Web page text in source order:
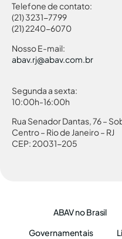
Telefone de contato:
(21) 3231-7799
(21) 2240-6070
Nosso E-mail:
abav.rj@abav.com.br
Segunda a sexta:
10:00h-16:00h
Rua Senador Dantas, 76 –
Centro – Rio de Janeiro – RJ
CEP: 20031-205
ABAV no Brasil
Governamentais